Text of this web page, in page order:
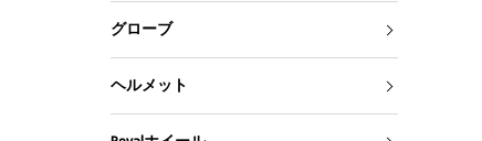
グローブ
ヘルメット